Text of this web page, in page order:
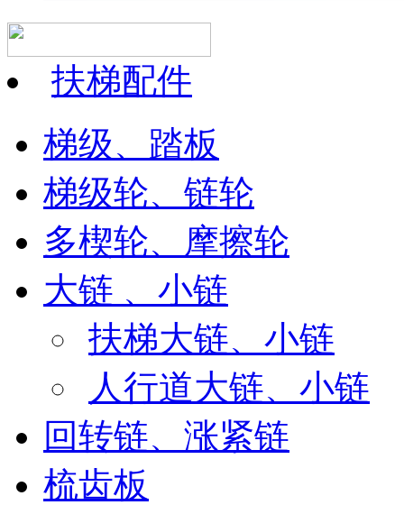
扶梯配件
梯级、踏板
梯级轮、链轮
多楔轮、摩擦轮
大链 、小链
扶梯大链、小链
人行道大链、小链
回转链、涨紧链
梳齿板